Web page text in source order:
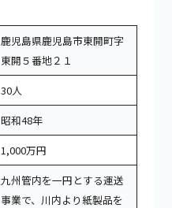
鹿児島県鹿児島市東開町字
東開５番地２１
30人
昭和48年
1,000万円
九州管内を一円とする運送
事業で、川内より紙製品を